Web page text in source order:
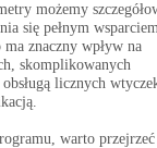
możemy
się pełnym
znaczny wpływ na
skomplikowanych
licznych
warto przejrzeć